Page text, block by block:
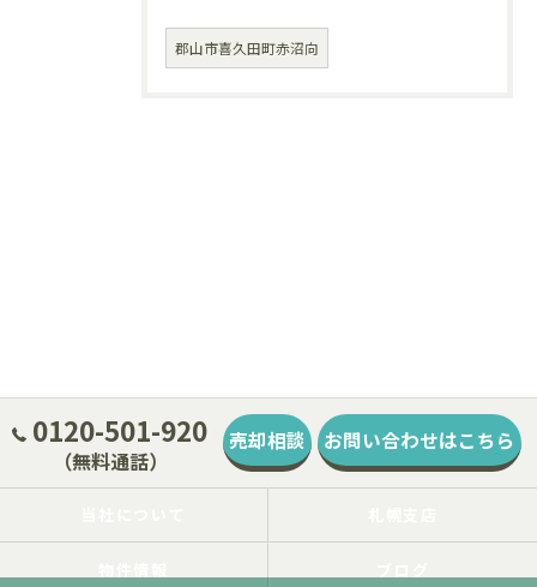
郡山市喜久田町赤沼向
0120-501-920
（無料通話）
売却相談 お問い合わせはこちら